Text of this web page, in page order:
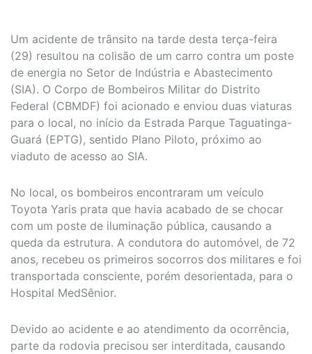
Um acidente de trânsito na tarde desta terça-feira
(29) resultou na colisão de um carro contra um poste
de energia no Setor de Indústria e Abastecimento
(SIA). O Corpo de Bombeiros Militar do Distrito
Federal (CBMDF) foi acionado e enviou duas viaturas
para o local, no início da Estrada Parque Taguatinga-
Guará (EPTG), sentido Plano Piloto, próximo ao
viaduto de acesso ao SIA.
No local, os bombeiros encontraram um veículo
Toyota Yaris prata que havia acabado de se chocar
com um poste de iluminação pública, causando a
queda da estrutura. A condutora do automóvel, de 72
anos, recebeu os primeiros socorros dos militares e foi
transportada consciente, porém desorientada, para o
Hospital MedSênior.
Devido ao acidente e ao atendimento da ocorrência,
parte da rodovia precisou ser interditada, causando